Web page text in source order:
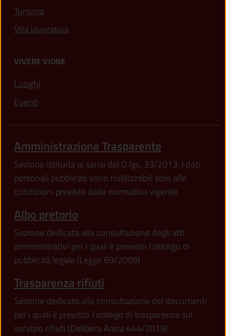
Turismo
Vita lavorativa
VIVERE VIONE
Luoghi
Eventi
Amministrazione Trasparente
Sezione istituita ai sensi del D.lgs. 33/2013. I dati
personali pubblicati sono riutilizzabili solo alle
condizioni previste dalla normativa vigente
Albo pretorio
Sezione dedicata alla consultazione degli atti
amministrativi per i quali è previsto l'obbligo di
pubblicità legale (Legge 69/2009)
Trasparenza rifiuti
Sezione dedicata alla consultazione dei documenti
per i quali è previsto l'obbligo di trasparenza sul
servizio rifiuti (Delibera Arera 444/2019)